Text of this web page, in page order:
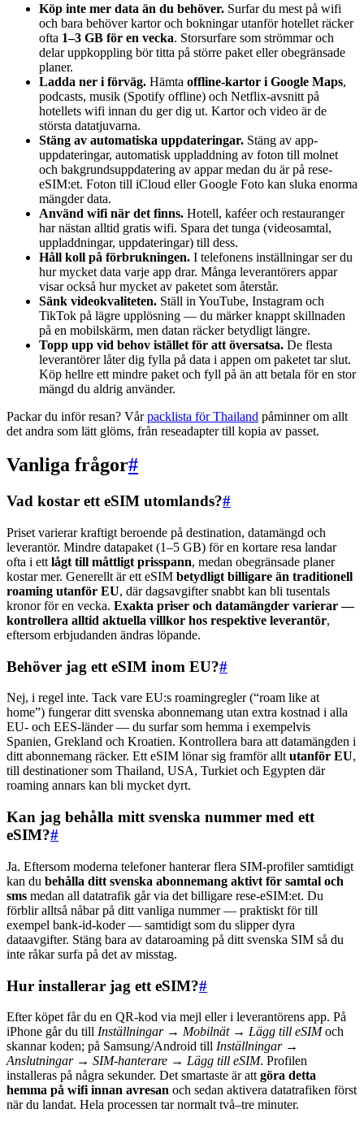
Köp inte mer data än du behöver. Surfar du mest på wifi
och bara behöver kartor och bokningar utanför hotellet räcker
ofta 1–3 GB för en vecka. Storsurfare som strömmar och
delar uppkoppling bör titta på större paket eller obegränsade
planer.
Ladda ner i förväg. Hämta offline-kartor i Google Maps,
podcasts, musik (Spotify offline) och Netflix-avsnitt på
hotellets wifi innan du ger dig ut. Kartor och video är de
största datatjuvarna.
Stäng av automatiska uppdateringar. Stäng av app-
uppdateringar, automatisk uppladdning av foton till molnet
och bakgrundsuppdatering av appar medan du är på rese-
eSIM:et. Foton till iCloud eller Google Foto kan sluka enorma
mängder data.
Använd wifi när det finns. Hotell, kaféer och restauranger
har nästan alltid gratis wifi. Spara det tunga (videosamtal,
uppladdningar, uppdateringar) till dess.
Håll koll på förbrukningen. I telefonens inställningar ser du
hur mycket data varje app drar. Många leverantörers appar
visar också hur mycket av paketet som återstår.
Sänk videokvaliteten. Ställ in YouTube, Instagram och
TikTok på lägre upplösning — du märker knappt skillnaden
på en mobilskärm, men datan räcker betydligt längre.
Topp upp vid behov istället för att översatsa. De flesta
leverantörer låter dig fylla på data i appen om paketet tar slut.
Köp hellre ett mindre paket och fyll på än att betala för en stor
mängd du aldrig använder.
Packar du inför resan? Vårpacklista för Thailand påminner om allt
det andra som lätt glöms, från reseadapter till kopia av passet.
Vanliga frågor#
Vad kostar ett eSIM utomlands?#
Priset varierar kraftigt beroende på destination, datamängd och
leverantör. Mindre datapaket (1–5 GB) för en kortare resa landar
ofta i ett lågt till måttligt prisspann, medan obegränsade planer
kostar mer. Generellt är ett eSIM betydligt billigare än traditionell
roaming utanför EU, där dagsavgifter snabbt kan bli tusentals
kronor för en vecka. Exakta priser och datamängder varierar —
kontrollera alltid aktuella villkor hos respektive leverantör,
eftersom erbjudanden ändras löpande.
Behöver jag ett eSIM inom EU?#
Nej, i regel inte. Tack vare EU:s roamingregler (“roam like at
home”) fungerar ditt svenska abonnemang utan extra kostnad i alla
EU- och EES-länder — du surfar som hemma i exempelvis
Spanien, Grekland och Kroatien. Kontrollera bara att datamängden i
ditt abonnemang räcker. Ett eSIM lönar sig framför alltutanför EU,
till destinationer som Thailand, USA, Turkiet och Egypten där
roaming annars kan bli mycket dyrt.
Kan jag behålla mitt svenska nummer med ett
eSIM?#
Ja. Eftersom moderna telefoner hanterar flera SIM-profiler samtidigt
kan du behålla ditt svenska abonnemang aktivt för samtal och
sms medan all datatrafik går via det billigare rese-eSIM:et. Du
förblir alltså nåbar på ditt vanliga nummer — praktiskt för till
exempel bank-id-koder — samtidigt som du slipper dyra
dataavgifter. Stäng bara av dataroaming på ditt svenska SIM så du
inte råkar surfa på det av misstag.
Hur installerar jag ett eSIM?#
Efter köpet får du en QR-kod via mejl eller i leverantörens app. På
iPhone går du till Inställningar → Mobilnät → Lägg till eSIMoch
skannar koden; på Samsung/Android till Inställningar →
Anslutningar → SIM-hanterare → Lägg till eSIM. Profilen
installeras på några sekunder. Det smartaste är att göra detta
hemma på wifi innan avresan och sedan aktivera datatrafiken först
när du landat. Hela processen tar normalt två–tre minuter.